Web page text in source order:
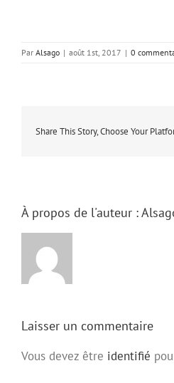
Par Alsago | août 1st, 2017 | 0
Share This Story, Choose Your
À propos de l'auteur :
Laisser un commentaire
Vous devez être identifié